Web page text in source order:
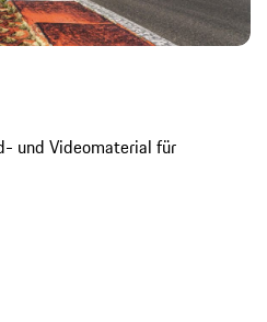
und Videomaterial für